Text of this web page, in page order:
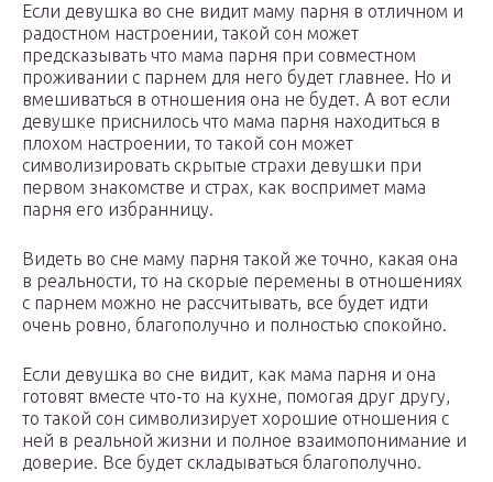
Если девушка во сне видит маму парня в отличном и
радостном настроении, такой сон может
предсказывать что мама парня при совместном
проживании с парнем для него будет главнее. Но и
вмешиваться в отношения она не будет. А вот если
девушке приснилось что мама парня находиться в
плохом настроении, то такой сон может
символизировать скрытые страхи девушки при
первом знакомстве и страх, как воспримет мама
парня его избранницу.
Видеть во сне маму парня такой же точно, какая она
в реальности, то на скорые перемены в отношениях
с парнем можно не рассчитывать, все будет идти
очень ровно, благополучно и полностью спокойно.
Если девушка во сне видит, как мама парня и она
готовят вместе что-то на кухне, помогая друг другу,
то такой сон символизирует хорошие отношения с
ней в реальной жизни и полное взаимопонимание и
доверие. Все будет складываться благополучно.